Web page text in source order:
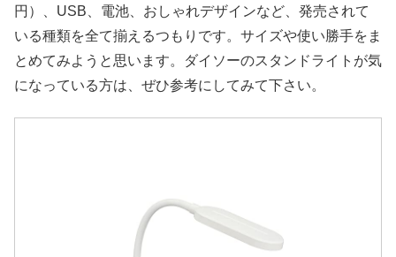
円）、USB、電池、おしゃれデザインなど、発売されて
いる種類を全て揃えるつもりです。サイズや使い勝手をま
とめてみようと思います。ダイソーのスタンドライトが気
になっている方は、ぜひ参考にしてみて下さい。